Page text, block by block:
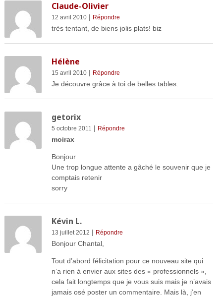
Claude-Olivier
12 avril 2010| Répondre
très tentant, de biens jolis plats! biz
Hélène
15 avril 2010| Répondre
Je découvre grâce à toi de belles tables.
getorix
5 octobre 2011 | Répondre
moirax
Bonjour
Une trop longue attente a gâché le souvenir que je
comptais retenir
sorry
Kévin L.
13 juillet 2012 | Répondre
Bonjour Chantal,
Tout d’abord félicitation pour ce nouveau site qui
n’a rien à envier aux sites des « professionnels »,
cela fait longtemps que je vous suis mais je n’avais
jamais osé poster un commentaire. Mais là, j’en